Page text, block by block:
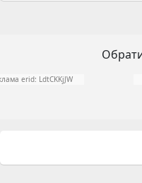
erid: LdtCKKjJW